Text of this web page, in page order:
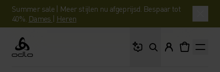
Summer sale | Meer stijlen nu afgeprijsd. Bespaar tot
40%. Dames | Heren
Odlo